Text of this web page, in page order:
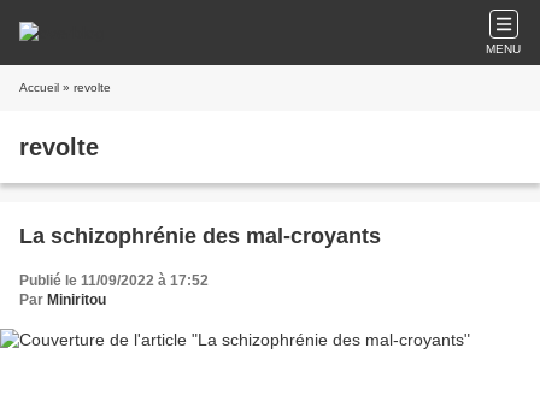
MENU
Accueil » revolte
revolte
La schizophrénie des mal-croyants
Publié le 11/09/2022 à 17:52
Par Miniritou